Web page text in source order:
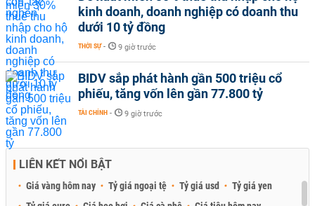
kinh doanh, doanh nghiệp có doanh thu
dưới 10 tỷ đồng
THỜI SỰ - 9 giờ trước
BIDV sắp phát hành gần 500 triệu cổ
phiếu, tăng vốn lên gần 77.800 tỷ
TÀI CHÍNH - 9 giờ trước
LIÊN KẾT NỔI BẬT
Giá vàng hôm nay Tỷ giá ngoại tệ Tỷ giá usd
Tỷ giá yen